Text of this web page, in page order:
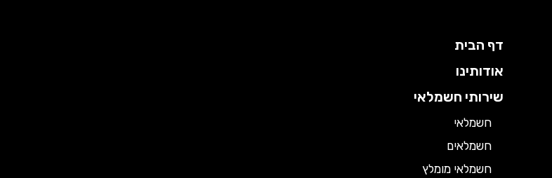
דף הבית
אודותינו
שירותי חשמלאי
חשמלאי
חשמלאים
חשמלאי מומלץ